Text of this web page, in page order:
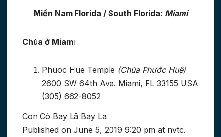
Miền Nam Florida / South Florida: Miami
Chùa ở Miami
Phuoc Hue Temple (Chùa Phước Huệ)
2600 SW 64th Ave. Miami, FL 33155 USA
(305) 662-8052
Con Cò Bay Lã Bay La
Published on June 5, 2019 9:20 pm at nvtc.